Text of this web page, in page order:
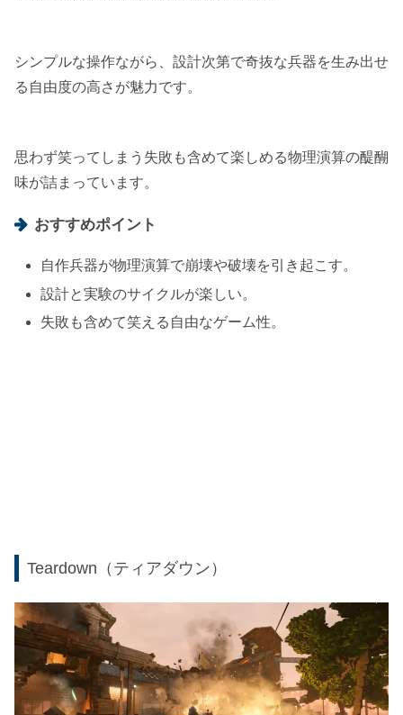
シンプルな操作ながら、設計次第で奇抜な兵器を生み出せ
る自由度の高さが魅力です。
思わず笑ってしまう失敗も含めて楽しめる物理演算の醍醐
味が詰まっています。
おすすめポイント
自作兵器が物理演算で崩壊や破壊を引き起こす。
設計と実験のサイクルが楽しい。
失敗も含めて笑える自由なゲーム性。
Teardown（ティアダウン）